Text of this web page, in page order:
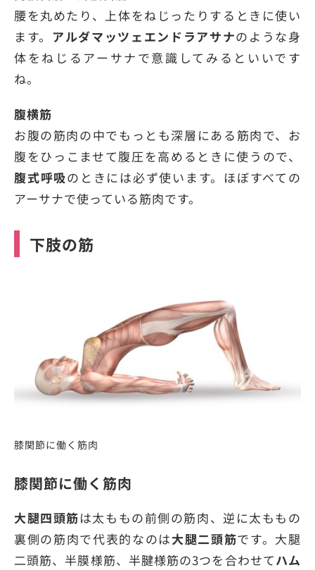
腰を丸めたり、上体をねじったりするときに使い
ます。 アルダマッツェエンドラアサナのような身
体をねじるアーサナで意識してみるといいです
ね。
腹横筋
お腹の筋肉の中でもっとも深層にある筋肉で、お
腹をひっこませて腹圧を高めるときに使うので、
腹式呼吸のときには必ず使います。ほぼすべての
アーサナで使っている筋肉です。
下肢の筋
膝関節に働く筋肉
膝関節に働く筋肉
大腿四頭筋は太ももの前側の筋肉、逆に太ももの
裏側の筋肉で代表的なのは大腿二頭筋です。大腿
二頭筋、半膜様筋、半腱様筋の3つを合わせてハム